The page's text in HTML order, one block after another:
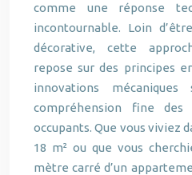
comme une réponse
incontournable. Loin
décorative, cette
repose sur des principes
innovations
compréhension fine des
occupants. Que vous viviez
18 m² ou que vous
mètre carré d’un